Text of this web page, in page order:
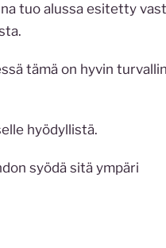
tuo alussa esitetty
tämä on hyvin
hyödyllistä.
syödä sitä ympäri